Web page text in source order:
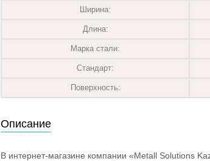
Ширина:
Длина:
Марка стали:
Стандарт:
Поверхность:
Описание
В интернет-магазине компании «Metall Solutions